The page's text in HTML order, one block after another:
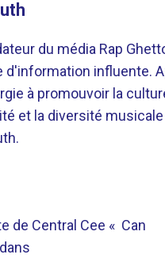
du média Rap
d'information influente.
à promouvoir la
et la diversité
de Central Cee « Can